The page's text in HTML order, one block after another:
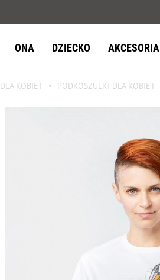
ONA DZIECKO AKCESORIA
DLA KOBIET PODKOSZULKI DLA KOBIET